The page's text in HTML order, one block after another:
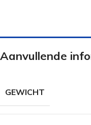
Aanvullende
GEWICHT